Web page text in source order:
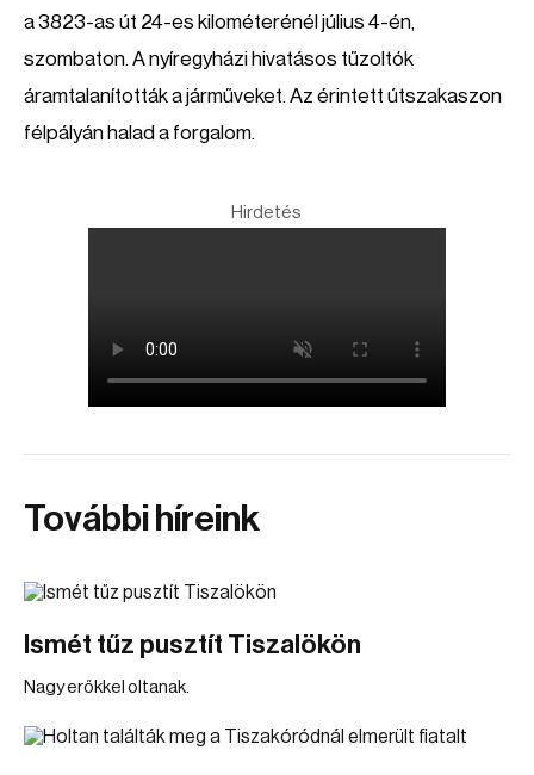
a 3823-as út 24-es kilométerénél július 4-én,
szombaton. A nyíregyházi hivatásos tűzoltók
áramtalanították a járműveket. Az érintett útszakaszon
félpályán halad a forgalom.
Hirdetés
További híreink
Ismét tűz pusztít Tiszalökön
Nagy erőkkel oltanak.